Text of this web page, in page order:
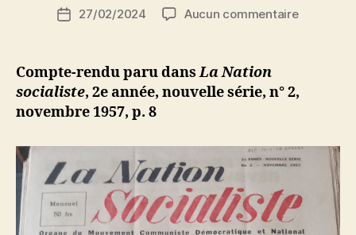
de
N
ji
b
Date27/02/2024 Aucun commentairesur
l’Algérie
Compte-rendu paru dansLa Nation
socialiste, 2e année, nouvelle série, n° 2,
novembre 1957, p. 8